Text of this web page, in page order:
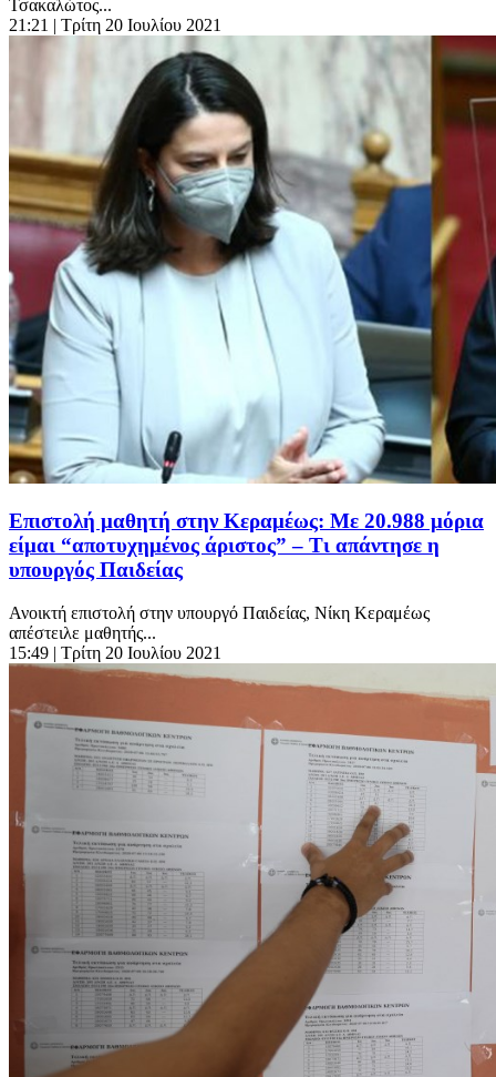
Τσακαλώτος...
21:21 | Τρίτη 20 Ιουλίου 2021
Επιστολή μαθητή στην Κεραμέως: Με 20.988 μόρια
είμαι “αποτυχημένος άριστος” – Τι απάντησε η
υπουργός Παιδείας
Ανοικτή επιστολή στην υπουργό Παιδείας, Νίκη Κεραμέως
απέστειλε μαθητής...
15:49 | Τρίτη 20 Ιουλίου 2021